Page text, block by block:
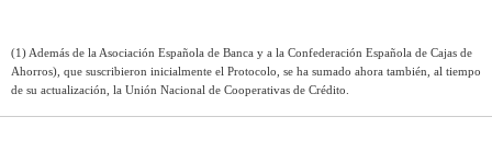
(1) Además de la Asociación Española de Banca y a la Confederación Española de Cajas de
Ahorros), que suscribieron inicialmente el Protocolo, se ha sumado ahora también, al tiempo
de su actualización, la Unión Nacional de Cooperativas de Crédito.